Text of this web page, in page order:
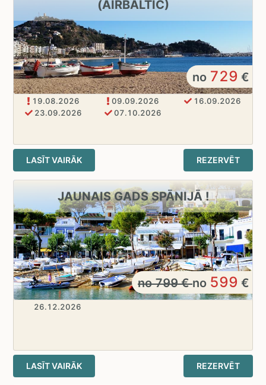
(AIRBALTIC)
no 729 €
19.08.2026 09.09.2026
16.09.2026
23.09.2026
07.10.2026
LASĪT VAIRĀK REZERVĒT
JAUNAIS GADS SPĀNIJĀ !
no799€no 599 €
26.12.2026
LASĪT VAIRĀK REZERVĒT